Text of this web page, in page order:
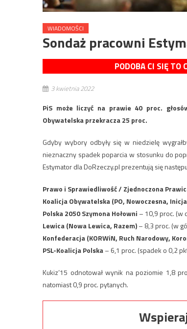
WIADOMOŚCI
Sondaż pracowni
PODOBA CI SIĘ TO
3 kwietnia 2022
PiS może liczyć na prawie 40 proc.
Obywatelska przekracza 25 proc.
Gdyby wybory odbyły się w niedzielę
nieznaczny spadek poparcia w stosunku do
Estymator dla DoRzeczy.pl prezentują się
Prawo i Sprawiedliwość / Zjednoczona
Koalicja Obywatelska (PO, Nowoczesna,
Polska 2050 Szymona Hołowni – 10,9 proc. (w
Lewica (Nowa Lewica, Razem)– 8,3 proc. (w
Konfederacja (KORWiN, Ruch Narodowy,
PSL-Koalicja Polska– 6,1 proc. (spadek o 0,2
Kukiz’15 odnotował wynik na poziomie 1,8
natomiast 0,9 proc. pytanych.